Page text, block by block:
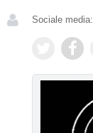
Sociale media: